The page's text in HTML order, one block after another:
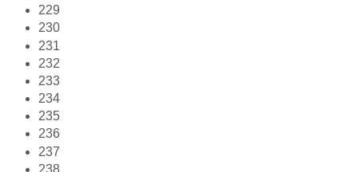
229
230
231
232
233
234
235
236
237
238